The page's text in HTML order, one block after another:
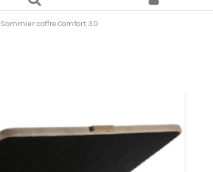
Sommier coffre Comfort 3D